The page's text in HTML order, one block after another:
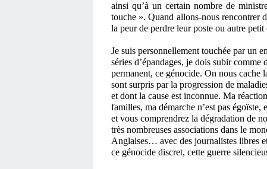
ainsi qu’à un certain nombre de
touche ». Quand allons-nous rencontrer
la peur de perdre leur poste ou autre petit
Je suis personnellement touchée par un
séries d’épandages, je dois subir
permanent, ce génocide. On nous cache
sont surpris par la progression de
et dont la cause est inconnue. Ma
familles, ma démarche n’est pas
et vous comprendrez la dégradation de
très nombreuses associations dans le
Anglaises… avec des journalistes libres
ce génocide discret, cette guerre